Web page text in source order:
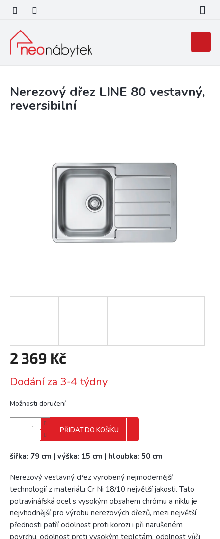
obsah
košík
Nerezový dřez LINE 80 vestavný,
reversibilní
2 369 Kč
cena:
Dodání za 3-4 týdny
Možnosti doručení
PŘIDAT DO KOŠÍKU
šířka: 79 cm | výška: 15 cm | hloubka: 50 cm
Nerezový vestavný dřez vyrobený nejmodernější
technologií z materiálu Cr Ni 18/10 největší jakosti. Tato
potravinářská ocel s vysokým obsahem chrómu a niklu je
nejvhodnější pro výrobu nerezových dřezů, mezi největší
přednosti patří odolnost proti korozi i při narušeném
povrchu, odolnost proti vysokým teplotám, odolnost vůči